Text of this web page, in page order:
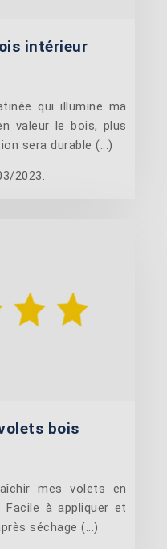
intérieur
qui illumine ma
valeur le bois, plus
sera durable (...)
2023.
bois
mes volets en
à appliquer et
séchage (...)